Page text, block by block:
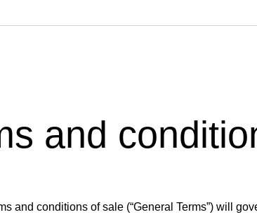
and
and conditions of sale (“General Terms”) will